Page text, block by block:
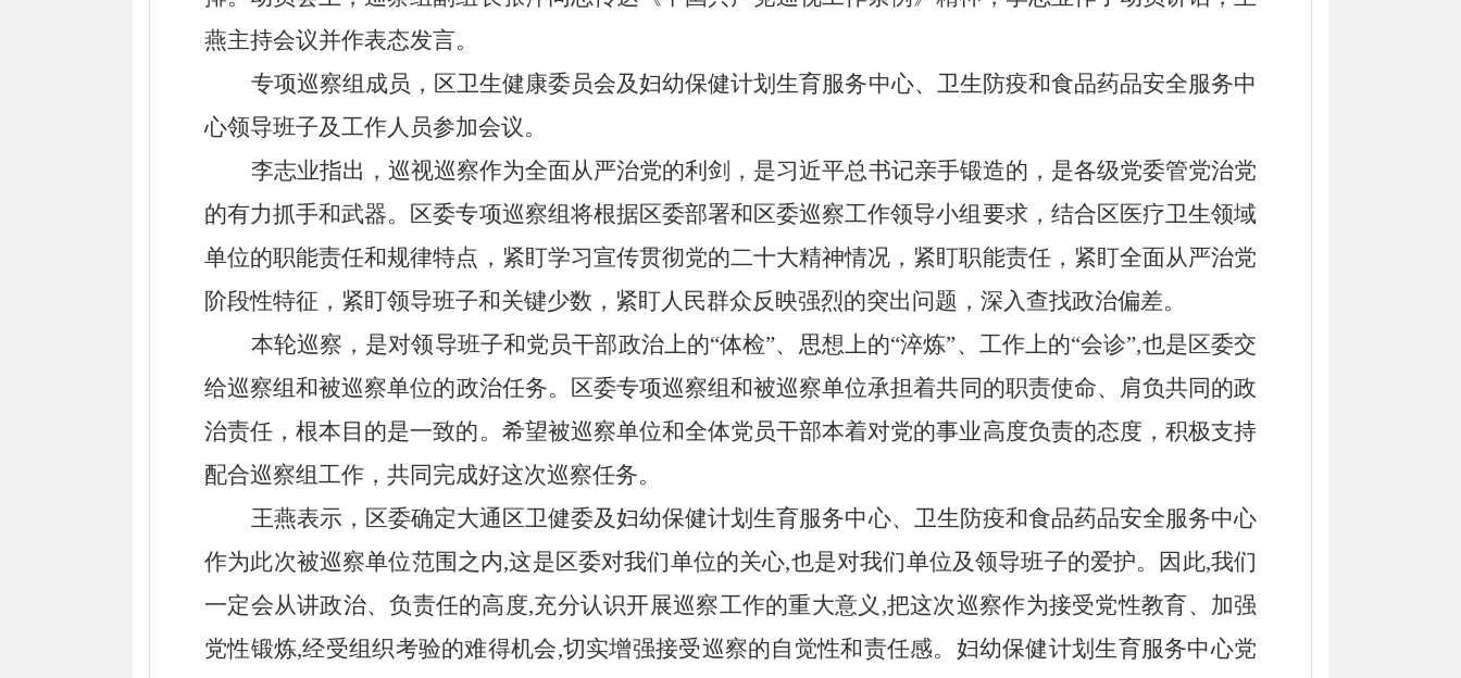
燕主持会议并作表态发言。
专项巡察组成员， 区卫生健康委员会及妇幼保健计划生育服务中心、卫生防疫和食品药品安全服务中
心领导班子及工作人员参加会议。
李志业指出， 巡视巡察作为全面从严治党的利剑，是习近平总书记亲手锻造的，是各级党委管党治党
的有力抓手和武器。区委专项巡察组将根据区委部署和区委巡察工作领导小组要求，结合 区医疗卫生领域
单位的职能责任和规律特点，紧盯学习宣传贯彻党的二十大精神情况，紧盯职能责任，紧盯全面从严治党
阶段性特征，紧盯领导班子和关键少数，紧盯人民群众反映强烈的突出问题，深入查找政治偏差。
本轮巡察， 是对领导班子和党员干部政治上的“体检”、思想上的“淬炼”、工作上的“会诊”,也是 区委交
给巡察组和被巡察单位的政治任务。 区委专项巡察组和被巡察单位承担着共同的职责使命、肩负共同的政
治责任，根本目的是一致的。希望被巡察单位和全体党员干部本着对党的事业高度负责的态度，积极支持
配合巡察组工作，共同完成好这次巡察任务。
王燕表示，区委确定大通区卫健委及妇幼保健计划生育服务中心、卫生防疫和食品药品安全服务中心
作为此次被巡察单位范围之内,这是 区委对我们单位的关心,也是对我们单位及领导班子的爱护。因此,我们
一定会从讲政治、负责任的高度,充分认识开展巡察工作的重大意义 ,把这次巡察作为接受党性教育、加强
党性锻炼,经受组织考验的难得机会,切实增强接受巡察的自觉性和责任感。 妇幼保健计划生育服务中心党